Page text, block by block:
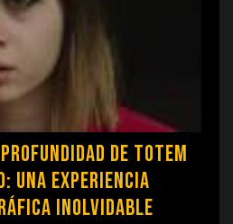
de Totem
Una Experiencia
Inolvidable